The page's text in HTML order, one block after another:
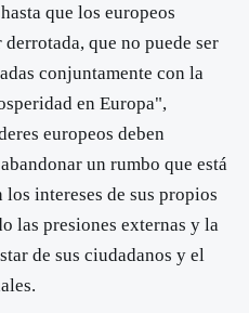
que los europeos
que no puede ser
conjuntamente con la
en Europa",
europeos deben
un rumbo que está
intereses de sus propios
las presiones externas y la
de sus ciudadanos y el